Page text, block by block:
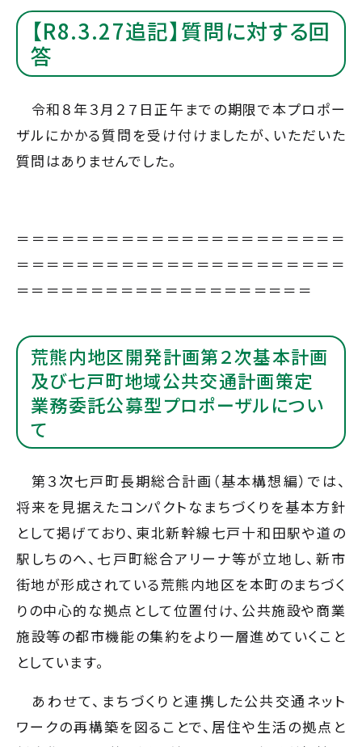
【R8.3.27追記】質問に対する回
答
令和８年３月２７日正午までの期限で本プロポー
ザルにかかる質問を受け付けましたが、いただいた
質問はありませんでした。
＝＝＝＝＝＝＝＝＝＝＝＝＝＝＝＝＝＝＝＝＝＝
＝＝＝＝＝＝＝＝＝＝＝＝＝＝＝＝＝＝＝＝＝＝
＝＝＝＝＝＝＝＝＝＝＝＝＝＝＝＝＝＝＝＝
荒熊内地区開発計画第２次基本計画
及び七戸町地域公共交通計画策定
業務委託公募型プロポーザルについ
て
第３次七戸町長期総合計画（基本構想編）では、
将来を見据えたコンパクトなまちづくりを基本方針
として掲げており、東北新幹線七戸十和田駅や道の
駅しちのへ、七戸町総合アリーナ等が立地し、新市
街地が形成されている荒熊内地区を本町のまちづく
りの中心的な拠点として位置付け、公共施設や商業
施設等の都市機能の集約をより一層進めていくこと
としています。
あわせて、まちづくりと連携した公共交通ネット
ワークの再構築を図ることで、居住や生活の拠点と